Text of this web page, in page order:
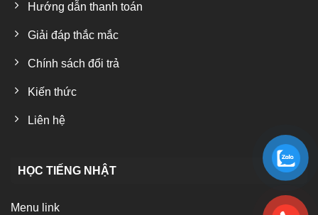
Hướng dẫn thanh toán
Giải đáp thắc mắc
Chính sách đổi trả
Kiến thức
Liên hệ
HỌC TIẾNG NHẬT
Menu link